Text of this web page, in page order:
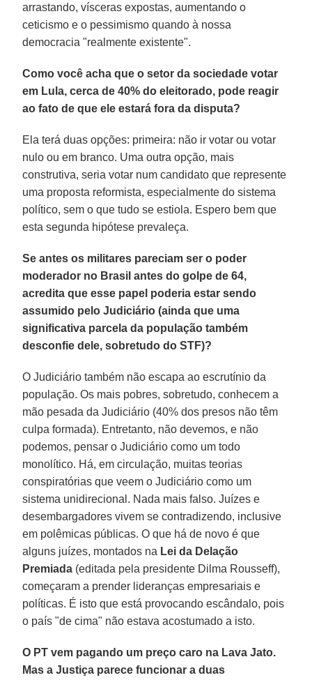
arrastando, vísceras expostas, aumentando o
ceticismo e o pessimismo quando à nossa
democracia "realmente existente".
Como você acha que o setor da sociedade votar
em Lula, cerca de 40% do eleitorado, pode reagir
ao fato de que ele estará fora da disputa?
Ela terá duas opções: primeira: não ir votar ou votar
nulo ou em branco. Uma outra opção, mais
construtiva, seria votar num candidato que represente
uma proposta reformista, especialmente do sistema
político, sem o que tudo se estiola. Espero bem que
esta segunda hipótese prevaleça.
Se antes os militares pareciam ser o poder
moderador no Brasil antes do golpe de 64,
acredita que esse papel poderia estar sendo
assumido pelo Judiciário (ainda que uma
significativa parcela da população também
desconfie dele, sobretudo do STF)?
O Judiciário também não escapa ao escrutínio da
população. Os mais pobres, sobretudo, conhecem a
mão pesada da Judiciário (40% dos presos não têm
culpa formada). Entretanto, não devemos, e não
podemos, pensar o Judiciário como um todo
monolítico. Há, em circulação, muitas teorias
conspiratórias que veem o Judiciário como um
sistema unidirecional. Nada mais falso. Juízes e
desembargadores vivem se contradizendo, inclusive
em polêmicas públicas. O que há de novo é que
alguns juízes, montados na Lei da Delação
Premiada (editada pela presidente Dilma Rousseff),
começaram a prender lideranças empresariais e
políticas. É isto que está provocando escândalo, pois
o país "de cima" não estava acostumado a isto.
O PT vem pagando um preço caro na Lava Jato.
Mas a Justiça parece funcionar a duas